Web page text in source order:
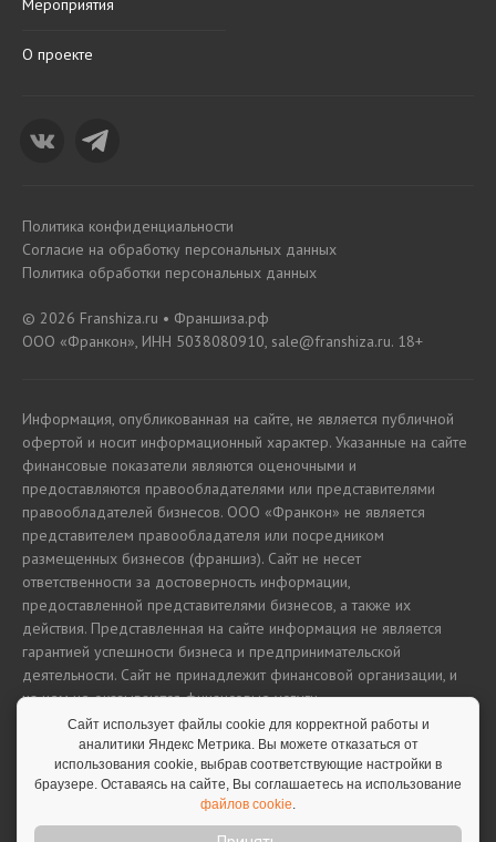
Мероприятия
О проекте
Политика конфиденциальности
Согласие на обработку персональных данных
Политика обработки персональных данных
© 2026 Franshiza.ru • Франшиза.рф
ООО «Франкон», ИНН 5038080910, sale@franshiza.ru. 18+
Информация, опубликованная на сайте, не является публичной
офертой и носит информационный характер. Указанные на сайте
финансовые показатели являются оценочными и
предоставляются правообладателями или представителями
правообладателей бизнесов. ООО «Франкон» не является
представителем правообладателя или посредником
размещенных бизнесов (франшиз). Сайт не несет
ответственности за достоверность информации,
предоставленной представителями бизнесов, а также их
действия. Представленная на сайте информация не является
гарантией успешности бизнеса и предпринимательской
деятельности. Сайт не принадлежит финансовой организации, и
на нем не оказываются финансовые услуги.
Полная версия сайта
Сайт использует файлы cookie для корректной работы и
аналитики Яндекс Метрика. Вы можете отказаться от
использования cookie, выбрав соответствующие настройки в
браузере. Оставаясь на сайте, Вы соглашаетесь на использование
файлов cookie.